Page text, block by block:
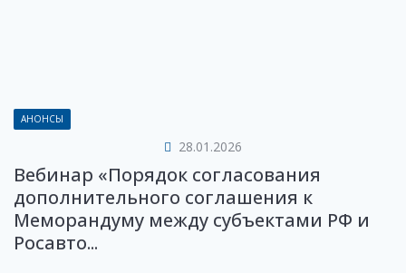
АНОНСЫ
28.01.2026
Вебинар «Порядок согласования
дополнительного соглашения к
Меморандуму между субъектами РФ и
Росавто...